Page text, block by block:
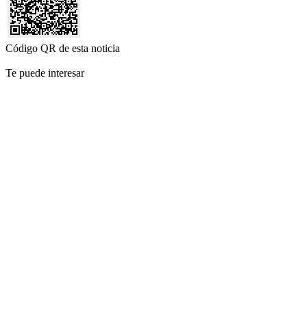
Código QR de esta noticia
Te puede interesar